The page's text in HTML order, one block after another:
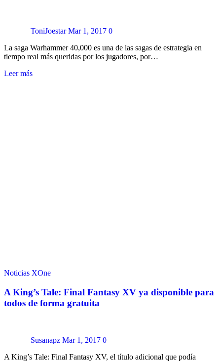
ToniJoestar Mar 1, 2017 0
La saga Warhammer 40,000 es una de las sagas de estrategia en
tiempo real más queridas por los jugadores, por…
Leer más
Noticias XOne
A King’s Tale: Final Fantasy XV ya disponible para
todos de forma gratuita
Susanapz Mar 1, 2017 0
A King’s Tale: Final Fantasy XV, el título adicional que podía